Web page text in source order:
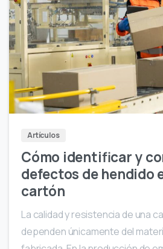
Artículos
Cómo identificar y
defectos de hendido
cartón
La calidad y resistencia de una
dependen únicamente del